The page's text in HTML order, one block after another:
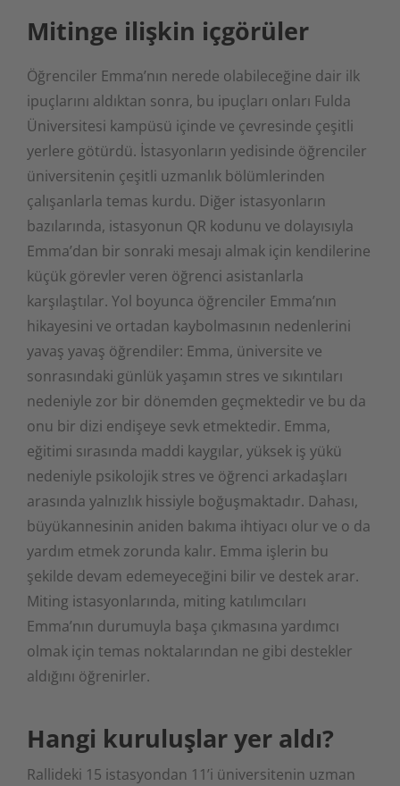
Mitinge ilişkin içgörüler
Öğrenciler Emma’nın nerede olabileceğine dair ilk
ipuçlarını aldıktan sonra, bu ipuçları onları Fulda
Üniversitesi kampüsü içinde ve çevresinde çeşitli
yerlere götürdü. İstasyonların yedisinde öğrenciler
üniversitenin çeşitli uzmanlık bölümlerinden
çalışanlarla temas kurdu. Diğer istasyonların
bazılarında, istasyonun QR kodunu ve dolayısıyla
Emma’dan bir sonraki mesajı almak için kendilerine
küçük görevler veren öğrenci asistanlarla
karşılaştılar. Yol boyunca öğrenciler Emma’nın
hikayesini ve ortadan kaybolmasının nedenlerini
yavaş yavaş öğrendiler: Emma, üniversite ve
sonrasındaki günlük yaşamın stres ve sıkıntıları
nedeniyle zor bir dönemden geçmektedir ve bu da
onu bir dizi endişeye sevk etmektedir. Emma,
eğitimi sırasında maddi kaygılar, yüksek iş yükü
nedeniyle psikolojik stres ve öğrenci arkadaşları
arasında yalnızlık hissiyle boğuşmaktadır. Dahası,
büyükannesinin aniden bakıma ihtiyacı olur ve o da
yardım etmek zorunda kalır. Emma işlerin bu
şekilde devam edemeyeceğini bilir ve destek arar.
Miting istasyonlarında, miting katılımcıları
Emma’nın durumuyla başa çıkmasına yardımcı
olmak için temas noktalarından ne gibi destekler
aldığını öğrenirler.
Hangi kuruluşlar yer aldı?
Rallideki 15 istasyondan 11’i üniversitenin uzman